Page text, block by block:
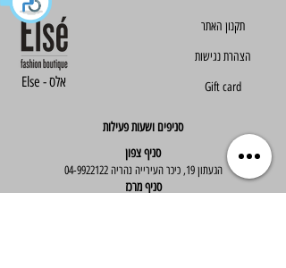
Else - אלס
תקנון האתר​​
הצהרת נגישות
Gift card
סניפים ושעות פעילות
סניף צפון
הגעתון 19, כיכר העירייה נהריה 04-9922122
סניף מרכז